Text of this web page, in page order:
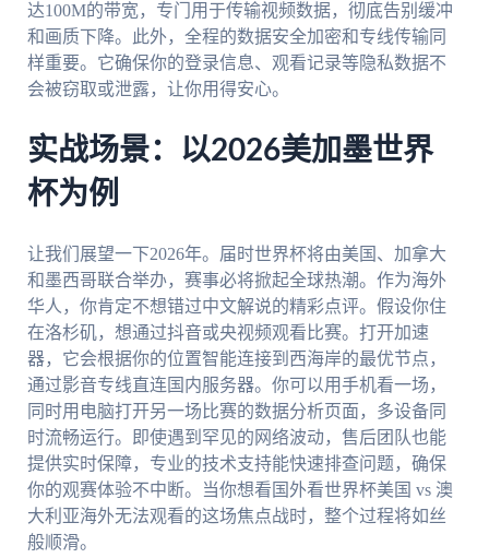
达100M的带宽，专门用于传输视频数据，彻底告别缓冲
和画质下降。此外，全程的数据安全加密和专线传输同
样重要。它确保你的登录信息、观看记录等隐私数据不
会被窃取或泄露，让你用得安心。
实战场景：以2026美加墨世界
杯为例
让我们展望一下2026年。届时世界杯将由美国、加拿大
和墨西哥联合举办，赛事必将掀起全球热潮。作为海外
华人，你肯定不想错过中文解说的精彩点评。假设你住
在洛杉矶，想通过抖音或央视频观看比赛。打开加速
器，它会根据你的位置智能连接到西海岸的最优节点，
通过影音专线直连国内服务器。你可以用手机看一场，
同时用电脑打开另一场比赛的数据分析页面，多设备同
时流畅运行。即使遇到罕见的网络波动，售后团队也能
提供实时保障，专业的技术支持能快速排查问题，确保
你的观赛体验不中断。当你想看国外看世界杯美国 vs 澳
大利亚海外无法观看的这场焦点战时，整个过程将如丝
般顺滑。